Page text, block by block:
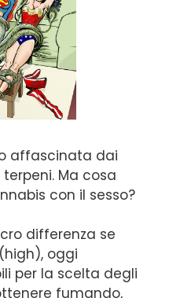
affascinata dai
Ma cosa
con il sesso?
differenza se
oggi
per la scelta degli
fumando,